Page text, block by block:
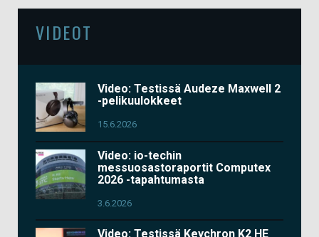
VIDEOT
Video: Testissä Audeze Maxwell 2
-pelikuulokkeet
15.6.2026
Video: io-techin
messuosastoraportit Computex
2026 -tapahtumasta
3.6.2026
Video: Testissä Keychron K2 HE